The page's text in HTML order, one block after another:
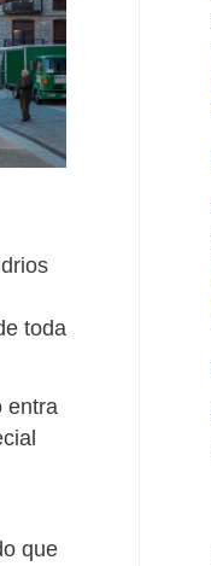
toda
entra
que